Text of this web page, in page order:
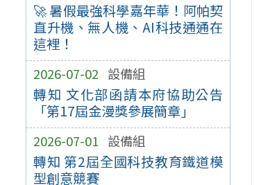
🚀 暑假最強科學嘉年華！阿帕契
直升機、無人機、AI科技通通在
這裡！
2026-07-02 設備組
轉知 文化部函請本府協助公告
「第17屆金漫獎參展簡章」
2026-07-01 設備組
轉知 第2屆全國科技教育鐵道模
型創意競賽